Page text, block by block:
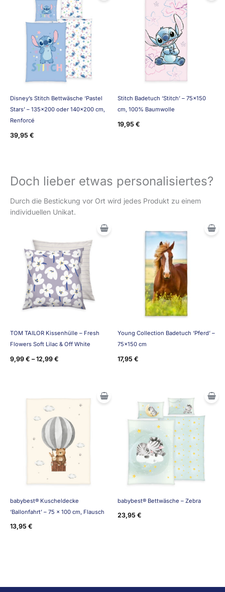
Disney’s Stitch Bettwäsche ‘Pastel
Stars’ – 135×200 oder 140×200 cm,
Renforcé
39,95 €
Stitch Badetuch ‘Stitch’ – 75×150
cm, 100% Baumwolle
19,95 €
Doch lieber etwas personalisiertes?
Durch die Bestickung vor Ort wird jedes Produkt zu einem
individuellen Unikat.
TOM TAILOR Kissenhülle – Fresh
Flowers Soft Lilac & Off White
9,99 € –12,99 €
Young Collection Badetuch ‘Pferd’ –
75×150 cm
17,95 €
babybest® Kuscheldecke
‘Ballonfahrt’ – 75 x 100 cm, Flausch
13,95 €
babybest® Bettwäsche – Zebra
23,95 €